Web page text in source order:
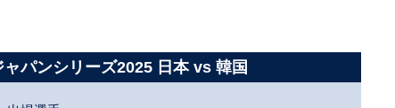
ャパンシリーズ2025 日本 vs 韓国